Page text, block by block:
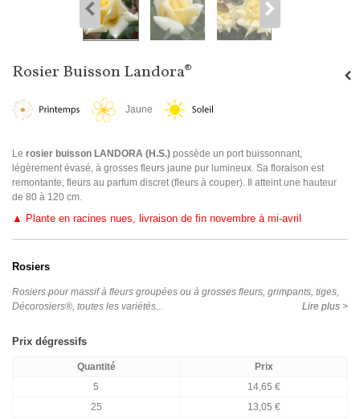
Rosier Buisson Landora®
Jaune
Le rosier buisson LANDORA (H.S.) possède un port buissonnant,
légèrement évasé, à grosses fleurs jaune pur lumineux. Sa floraison est
remontante, fleurs au parfum discret (fleurs à couper). Il atteint une hauteur
de 80 à 120 cm.
▲ Plante en racines nues, livraison de fin novembre à mi-avril
Rosiers
Rosiers pour massif à fleurs groupées ou à grosses fleurs, grimpants, tiges,
Décorosiers®, toutes les variétés...
Lire plus >
Prix dégressifs
Quantité
Prix
5
14,65 €
25
13,05 €